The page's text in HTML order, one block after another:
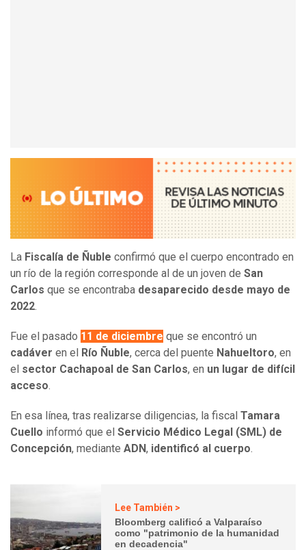
La Fiscalía de Ñuble confirmó que el cuerpo encontrado en
un río de la región corresponde al de un joven de San
Carlos que se encontraba desaparecido desde mayo de
2022.
Fue el pasado 11 de diciembre que se encontró un
cadáver en el Río Ñuble, cerca del puente Nahueltoro, en
el sector Cachapoal de San Carlos, en un lugar de difícil
acceso.
En esa línea, tras realizarse diligencias, la fiscal Tamara
Cuello informó que el Servicio Médico Legal (SML) de
Concepción, mediante ADN, identificó al cuerpo.
Lee También >
Bloomberg calificó a Valparaíso
como "patrimonio de la humanidad
en decadencia"